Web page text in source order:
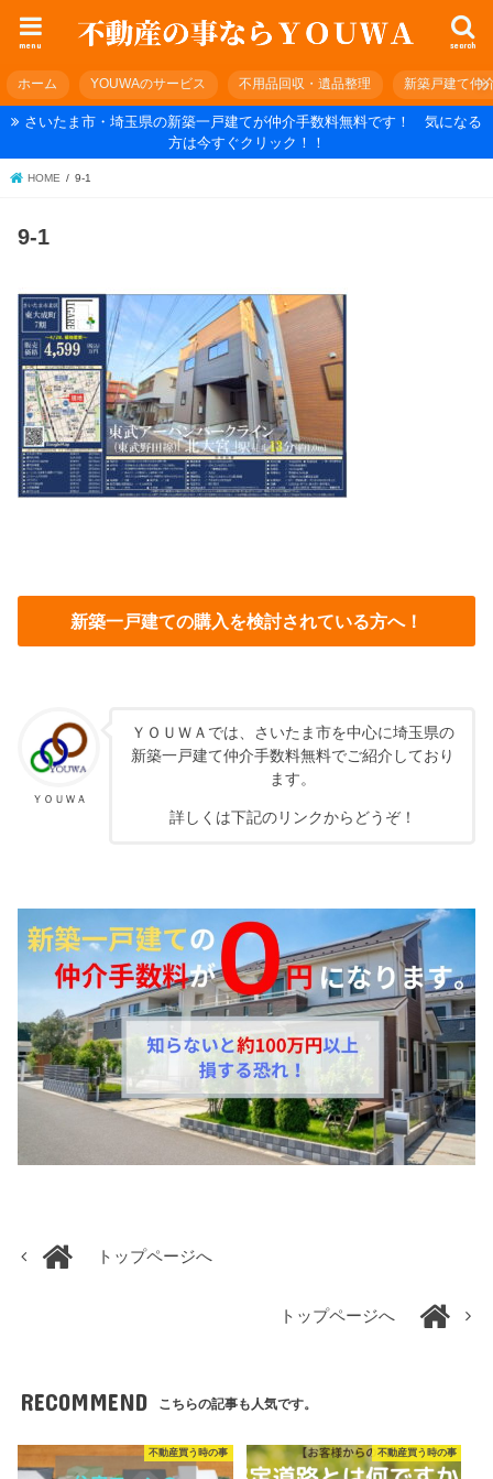
search
menu
ホーム YOUWAのサービス 不用品回収・遺品整理 新築戸建て仲
さいたま市・埼玉県の新築一戸建てが仲介手数料無料です！ 気になる
方は今すぐクリック！！
HOME 9-1
9-1
新築一戸建ての購入を検討されている方へ！
ＹＯＵＷＡ
ＹＯＵＷＡでは、さいたま市を中心に埼玉県の
新築一戸建て仲介手数料無料でご紹介しており
ます。
詳しくは下記のリンクからどうぞ！
トップページへ
トップページへ
RECOMMEND こちらの記事も人気です。
不動産買う時の事 不動産買う時の事